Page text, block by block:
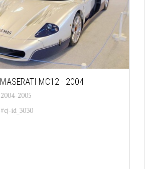
MASERATI MC12 - 2004
2004-2005
#cj-id_3030